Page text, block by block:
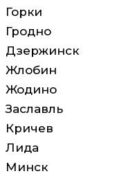
Горки
Гродно
Дзержинск
Жлобин
Жодино
Заславль
Кричев
Лида
Минск